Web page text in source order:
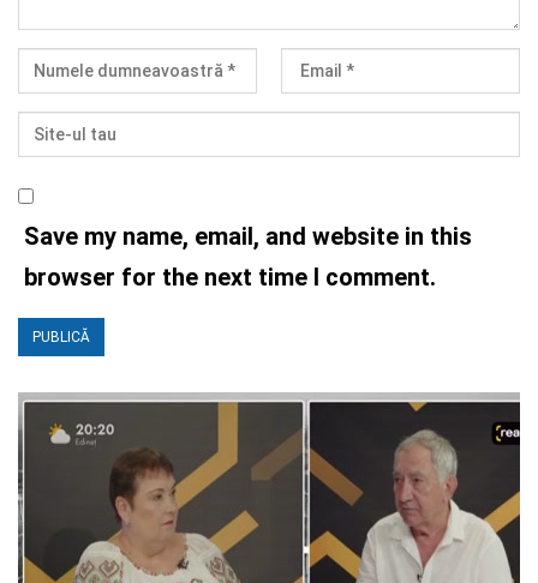
Save my name, email, and website in this
browser for the next time I comment.